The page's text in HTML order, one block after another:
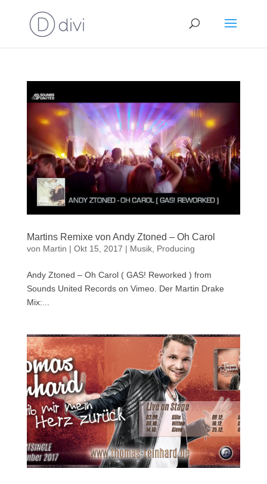
Martins Remixe von Andy Ztoned – Oh Carol
von Martin | Okt 15, 2017 | Musik, Producing
Andy Ztoned – Oh Carol ( GAS! Reworked ) from
Sounds United Records on Vimeo. Der Martin Drake
Mix:...